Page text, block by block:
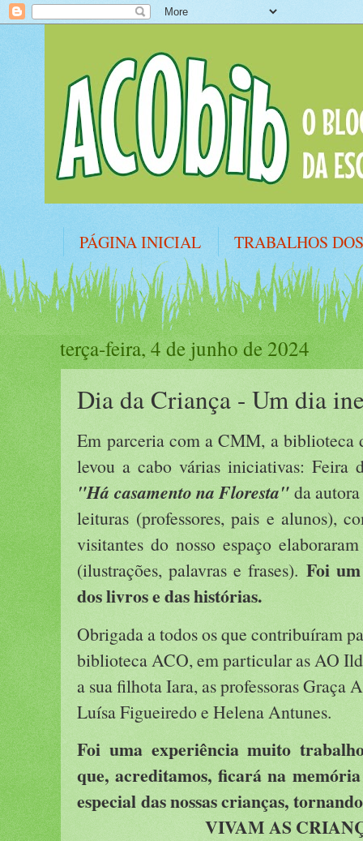
PÁGINA INICIAL
TRABALHOS
PLANO NACIONAL DE LEITURA
terça-feira, 4 de junho de 2024
Dia da Criança - Um dia
Em parceria com a CMM, a biblioteca
levou a cabo várias iniciativas: Feira
"Há casamento na Floresta" da
leituras (professores, pais e alunos),
visitantes do nosso espaço
(ilustrações, palavras e frases). Foi
dos livros e das histórias.
Obrigada a todos os que contribuíram
biblioteca ACO, em particular as AO
a sua filhota Iara, as professoras
Luísa Figueiredo e Helena Antunes.
Foi uma experiência muito
que, acreditamos, ficará na
especial das nossas crianças,
VIVAM AS